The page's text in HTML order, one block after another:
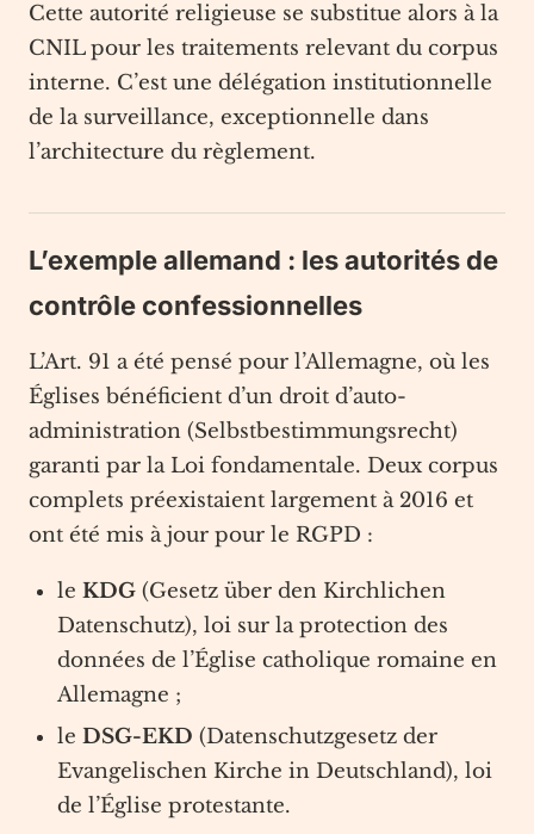
Cette autorité religieuse se substitue alors à la
CNIL pour les traitements relevant du corpus
interne. C’est une délégation institutionnelle
de la surveillance, exceptionnelle dans
l’architecture du règlement.
L’exemple allemand : les autorités de
contrôle confessionnelles
L’Art. 91 a été pensé pour l’Allemagne, où les
Églises bénéficient d’un droit d’auto-
administration (Selbstbestimmungsrecht)
garanti par la Loi fondamentale. Deux corpus
complets préexistaient largement à 2016 et
ont été mis à jour pour le RGPD :
le KDG (Gesetz über den Kirchlichen
Datenschutz), loi sur la protection des
données de l’Église catholique romaine en
Allemagne ;
le DSG-EKD (Datenschutzgesetz der
Evangelischen Kirche in Deutschland), loi
de l’Église protestante.